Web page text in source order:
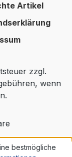
Artikel
zzgl.
wenn
bestmögliche